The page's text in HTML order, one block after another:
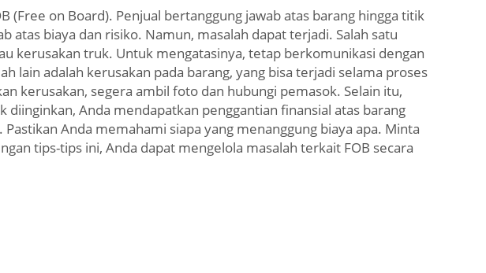
on Board). Penjual bertanggung jawab atas barang hingga titik
biaya dan risiko. Namun, masalah dapat terjadi. Salah satu
kerusakan truk. Untuk mengatasinya, tetap berkomunikasi dengan
lain adalah kerusakan pada barang, yang bisa terjadi selama proses
kerusakan, segera ambil foto dan hubungi pemasok. Selain itu,
Anda mendapatkan penggantian finansial atas barang
Anda memahami siapa yang menanggung biaya apa. Minta
tips-tips ini, Anda dapat mengelola masalah terkait FOB secara